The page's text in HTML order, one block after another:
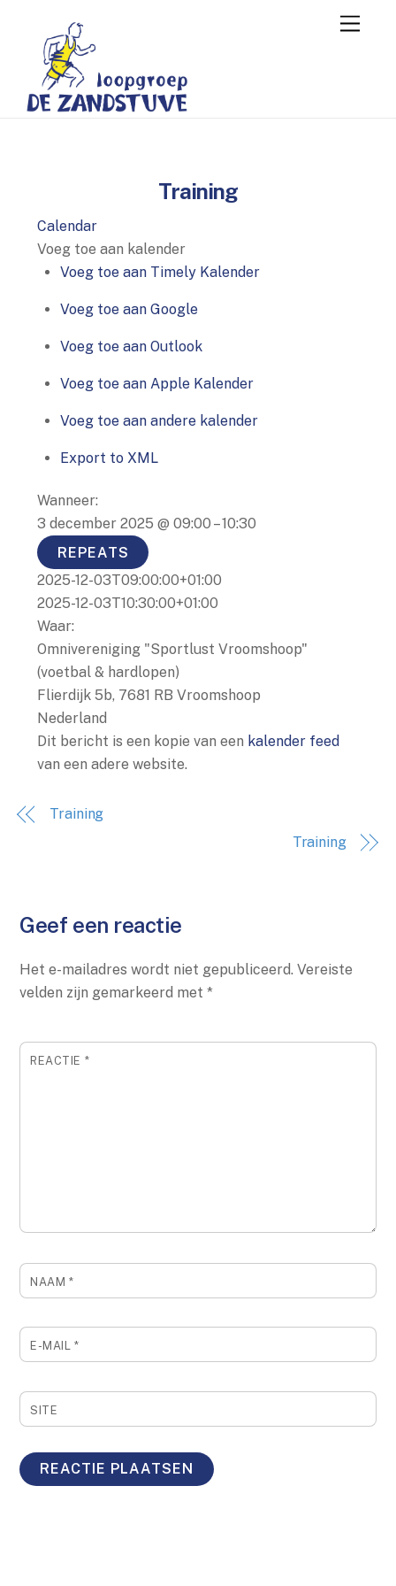
content
Menu
Training
Calendar
Voeg toe aan kalender
Voeg toe aan Timely Kalender
Voeg toe aan Google
Voeg toe aan Outlook
Voeg toe aan Apple Kalender
Voeg toe aan andere kalender
Export to XML
Wanneer:
3 december 2025 @ 09:00 – 10:30
REPEATS
2025-12-03T09:00:00+01:00
2025-12-03T10:30:00+01:00
Waar:
Omnivereniging "Sportlust Vroomshoop"
(voetbal & hardlopen)
Flierdijk 5b, 7681 RB Vroomshoop
Nederland
Dit bericht is een kopie van een kalender feed
van een adere website.
Training
Training
Geef een reactie
Het e-mailadres wordt niet gepubliceerd. Vereiste
velden zijn gemarkeerd met*
REACTIE *
NAAM *
E-MAIL *
SITE